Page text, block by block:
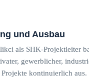
und Ausbau
als SHK-Projektleiter
gewerblicher,
kontinuierlich aus.